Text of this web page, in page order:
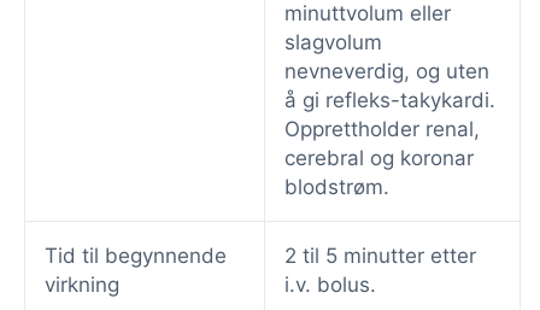
minuttvolum eller
slagvolum
nevneverdig, og uten
å gi refleks-takykardi.
Opprettholder renal,
cerebral og koronar
blodstrøm.
Tid til begynnende
virkning
2 til 5 minutter etter
i.v. bolus.